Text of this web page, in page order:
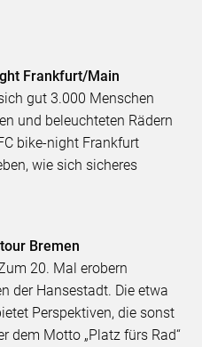
Frankfurt/Main
gut 3.000 Menschen
und beleuchteten Rädern
bike-night Frankfurt
wie sich sicheres
Bremen
20. Mal erobern
der Hansestadt. Die etwa
Perspektiven, die sonst
dem Motto „Platz fürs Rad“